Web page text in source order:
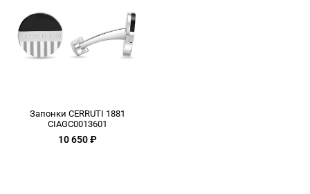
Запонки CERRUTI 1881
CIAGC0013601
10 650 ₽